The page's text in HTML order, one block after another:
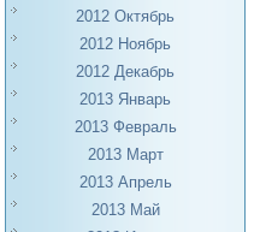
2012 Октябрь
2012 Ноябрь
2012 Декабрь
2013 Январь
2013 Февраль
2013 Март
2013 Апрель
2013 Май